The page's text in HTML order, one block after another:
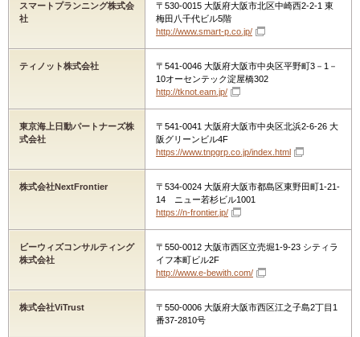
スマートプランニング株式会
社
〒530-0015 大阪府大阪市北区中崎西2-2-1 東
梅田八千代ビル5階
http://www.smart-p.co.jp/
ティノット株式会社
〒541-0046 大阪府大阪市中央区平野町3－1－
10オーセンテック淀屋橋302
http://tknot.eam.jp/
東京海上日動パートナーズ株
式会社
〒541-0041 大阪府大阪市中央区北浜2-6-26 大
阪グリーンビル4F
https://www.tnpgrp.co.jp/index.html
株式会社NextFrontier
〒534-0024 大阪府大阪市都島区東野田町1-21-
14 ニュー若杉ビル1001
https://n-frontier.jp/
ビーウィズコンサルティング
株式会社
〒550-0012 大阪市西区立売堀1-9-23 シティラ
イフ本町ビル2F
http://www.e-bewith.com/
株式会社ViTrust
〒550-0006 大阪府大阪市西区江之子島2丁目1
番37-2810号